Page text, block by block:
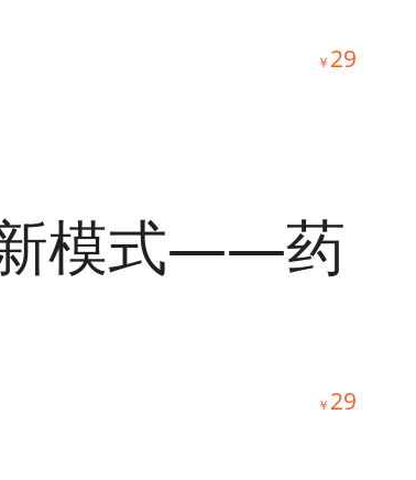
￥ 29
模式——药
￥ 29